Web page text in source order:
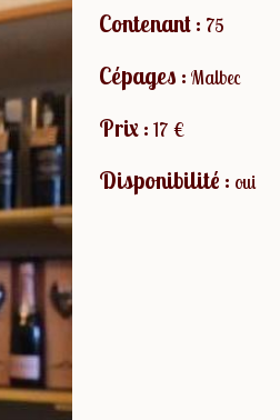
Contenant : 75
Cépages : Malbec
Prix : 17 €
Disponibilité : oui